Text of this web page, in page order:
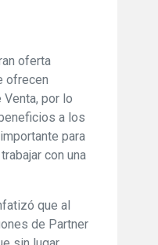
oferta
ofrecen
por lo
a los
para
con una
que al
de Partner